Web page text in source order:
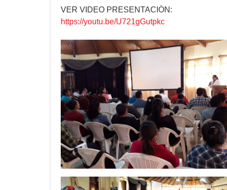
VER VIDEO PRESENTACIÒN:
https://youtu.be/U721gGutpkc